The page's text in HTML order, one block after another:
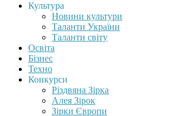
Культура
Новини культури
Таланти України
Таланти світу
Освіта
Бізнес
Техно
Конкурси
Різдвяна Зірка
Алея Зірок
Зірки Європи